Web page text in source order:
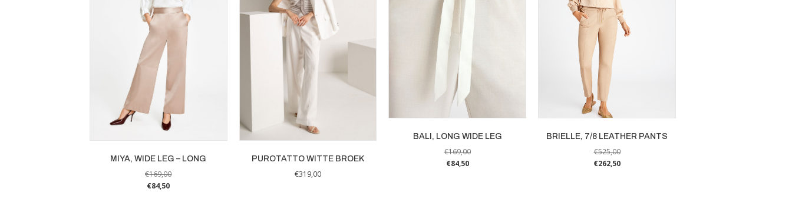
MIYA, WIDE LEG – LONG
€169,00
€84,50
PUROTATTO WITTE BROEK
€319,00
BALI, LONG WIDE LEG
€169,00
€84,50
BRIELLE, 7/8 LEATHER PANTS
€525,00
€262,50